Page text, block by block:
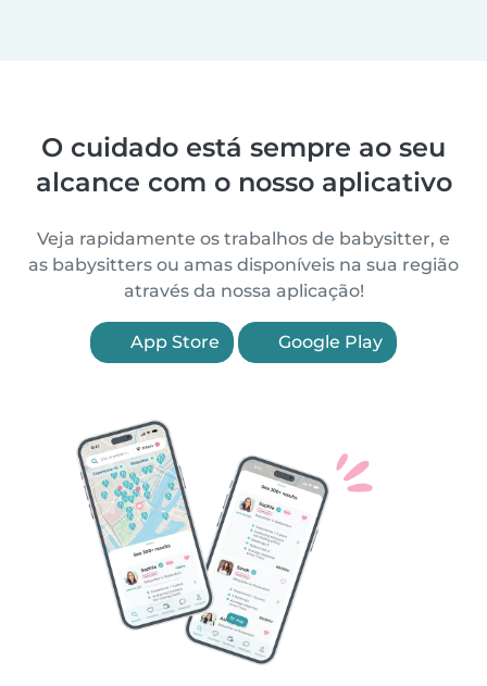
O cuidado está sempre ao seu
alcance com o nosso aplicativo
Veja rapidamente os trabalhos de babysitter, e
as babysitters ou amas disponíveis na sua região
através da nossa aplicação!
App Store Google Play